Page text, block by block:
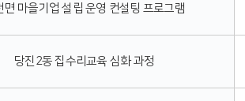
면 마을기업 설립 운영 컨설팅 프로그램
당진2동 집수리교육 심화 과정